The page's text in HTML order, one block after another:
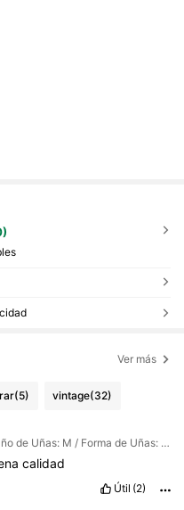
uña artifi
para u
Ver más
(5) vintage(32)
Color: Rosa / Tamaño de Uñas: M / Forma de Uñas: Oval
calidad
Útil (2)